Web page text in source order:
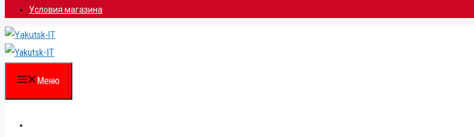
Условия магазина
Меню